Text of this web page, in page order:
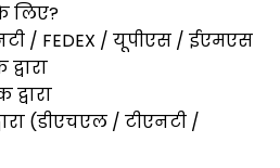
लिए?
/ FEDEX / यूपीएस / ईएमएस
(डीएचएल / टीएनटी /